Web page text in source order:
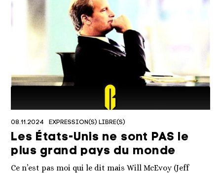
08.11.2024 EXPRESSION(S) LIBRE(S)
Les États-Unis ne sont PAS le
plus grand pays du monde
Ce n’est pas moi qui le dit mais Will McEvoy (Jeff